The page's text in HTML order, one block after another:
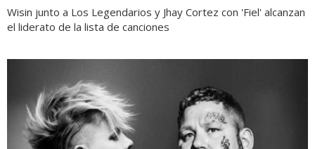
Wisin junto a Los Legendarios y Jhay Cortez con 'Fiel' alcanzan
el liderato de la lista de canciones